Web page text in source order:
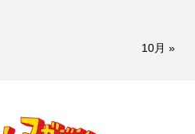
10月 »